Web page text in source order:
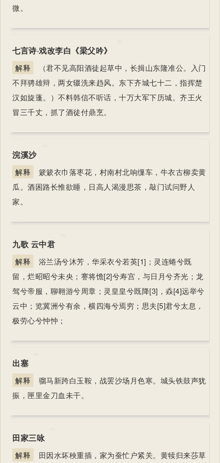
微。
七言诗·戏改李白《梁父吟》
解释
（君不见高阳酒徒起草中，长揖山东隆准公。入门
不拜骋雄辩，两女辍洗来趋风。东下齐城七十二，指挥楚
汉如旋蓬。）不料韩信不听话，十万大军下历城。齐王火
冒三千丈，抓了酒徒付鼎烹。
浣溪沙
解释
簌簌衣巾落枣花，村南村北响缫车，牛衣古柳卖黄
瓜。酒困路长惟欲睡，日高人渴漫思茶，敲门试问野人
家。
九歌 云中君
解释
浴兰汤兮沐芳，华采衣兮若英[1]；灵连蜷兮既
留，烂昭昭兮未央；謇将憺[2]兮寿宫，与日月兮齐光；龙
驾兮帝服，聊翱游兮周章；灵皇皇兮既降[3]，猋[4]远举兮
云中；览冀洲兮有余，横四海兮焉穷；思夫[5]君兮太息，
极劳心兮忡忡；
出塞
解释
骝马新跨白玉鞍，战罢沙场月色寒。城头铁鼓声犹
振，匣里金刀血未干。
田家三咏
解释
田因水坏秧重插，家为蚕忙户紧关。黄犊归来莎草